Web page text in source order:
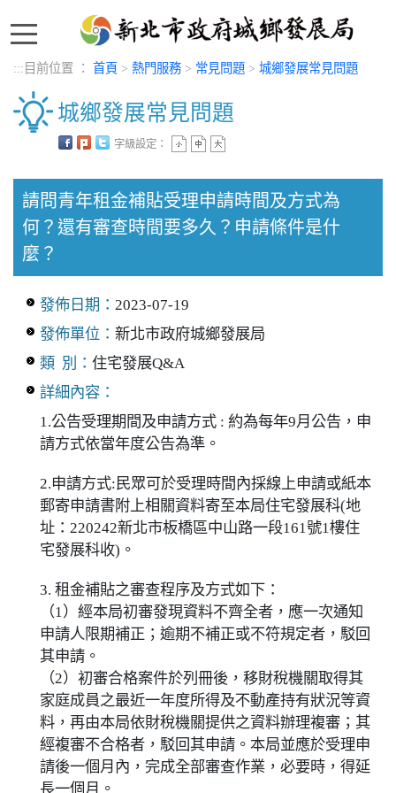
::: 目前位置 ： 首頁 > 熱門服務 > 常見問題 > 城鄉發展常見問題
城鄉發展常見問題
字級設定：
請問青年租金補貼受理申請時間及方式為
何？還有審查時間要多久？申請條件是什
麼？
發佈日期： 2023-07-19
發佈單位： 新北市政府城鄉發展局
類 別： 住宅發展Q&A
詳細內容：
1.公告受理期間及申請方式 : 約為每年9月公告，申
請方式依當年度公告為準。
2.申請方式:民眾可於受理時間內採線上申請或紙本
郵寄申請書附上相關資料寄至本局住宅發展科(地
址：220242新北市板橋區中山路一段161號1樓住
宅發展科收)。
3. 租金補貼之審查程序及方式如下：
（1）經本局初審發現資料不齊全者，應一次通知
申請人限期補正；逾期不補正或不符規定者，駁回
其申請。
（2）初審合格案件於列冊後，移財稅機關取得其
家庭成員之最近一年度所得及不動產持有狀況等資
料，再由本局依財稅機關提供之資料辦理複審；其
經複審不合格者，駁回其申請。本局並應於受理申
請後一個月內，完成全部審查作業，必要時，得延
長一個月。